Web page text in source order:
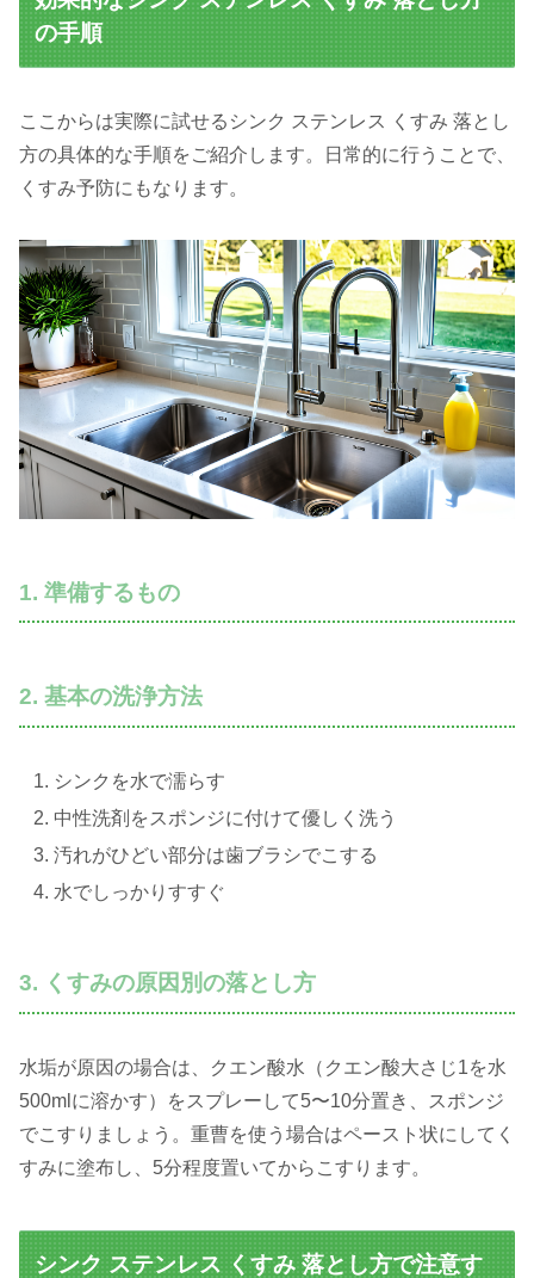
の手順
ここからは実際に試せるシンク ステンレス くすみ 落とし
方の具体的な手順をご紹介します。日常的に行うことで、
くすみ予防にもなります。
1. 準備するもの
2. 基本の洗浄方法
シンクを水で濡らす
中性洗剤をスポンジに付けて優しく洗う
汚れがひどい部分は歯ブラシでこする
水でしっかりすすぐ
3. くすみの原因別の落とし方
水垢が原因の場合は、クエン酸水（クエン酸大さじ1を水
500mlに溶かす）をスプレーして5〜10分置き、スポンジ
でこすりましょう。重曹を使う場合はペースト状にしてく
すみに塗布し、5分程度置いてからこすります。
シンク ステンレス くすみ 落とし方で注意す